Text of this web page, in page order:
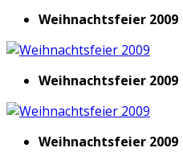
Weihnachtsfeier 2009
Weihnachtsfeier 2009
Weihnachtsfeier 2009